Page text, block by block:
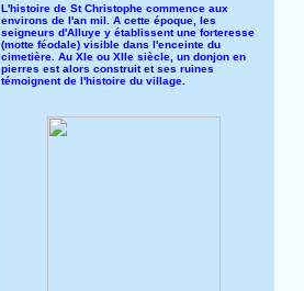
L'histoire de St Christophe commence aux
environs de l'an mil. A cette époque, les
seigneurs d'Alluye y établissent une forteresse
(motte féodale) visible dans l'enceinte du
cimetière. Au XIe ou XIIe siècle, un donjon en
pierres est alors construit et ses ruines
témoignent de l'histoire du village.